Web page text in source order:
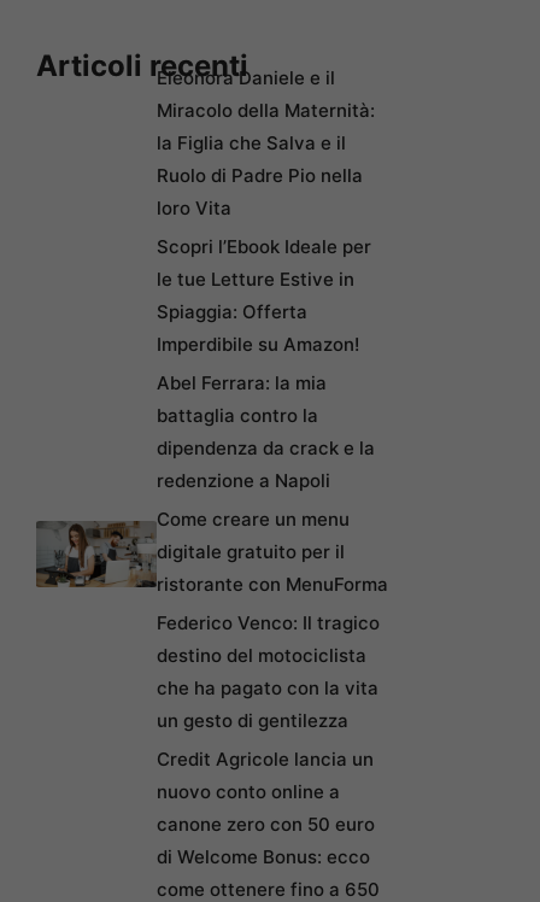
Articoli recentiEleonora Daniele e il
Miracolo della Maternità:
la Figlia che Salva e il
Ruolo di Padre Pio nella
loro Vita
Scopri l’Ebook Ideale per
le tue Letture Estive in
Spiaggia: Offerta
Imperdibile su Amazon!
Abel Ferrara: la mia
battaglia contro la
dipendenza da crack e la
redenzione a Napoli
Come creare un menu
digitale gratuito per il
ristorante con MenuForma
Federico Venco: Il tragico
destino del motociclista
che ha pagato con la vita
un gesto di gentilezza
Credit Agricole lancia un
nuovo conto online a
canone zero con 50 euro
di Welcome Bonus: ecco
come ottenere fino a 650